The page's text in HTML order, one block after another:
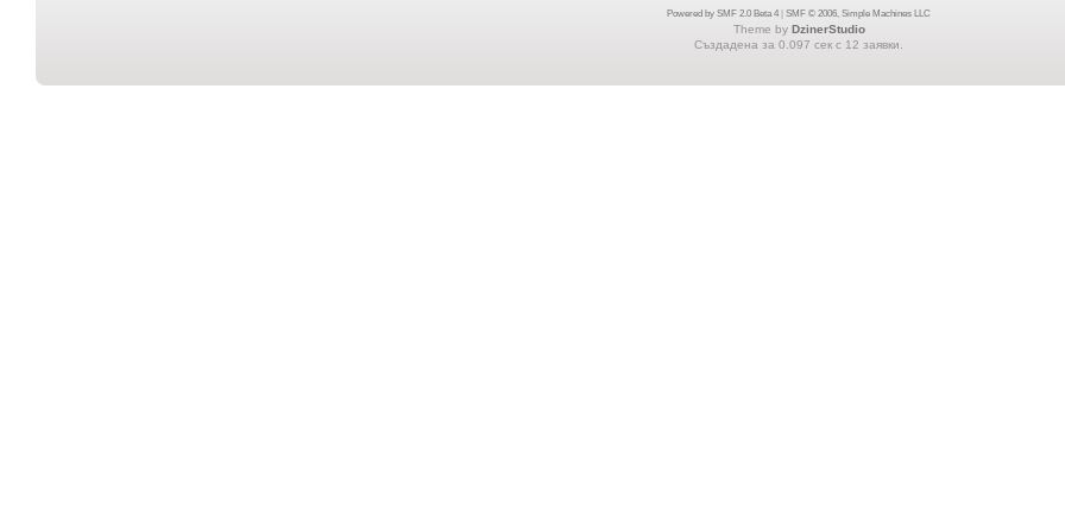
Powered by SMF 2.0 Beta 4 SMF © 2006, Simple Machines LLC
Theme by DzinerStudio
Създадена за 0.097 сек с 12 заявки.